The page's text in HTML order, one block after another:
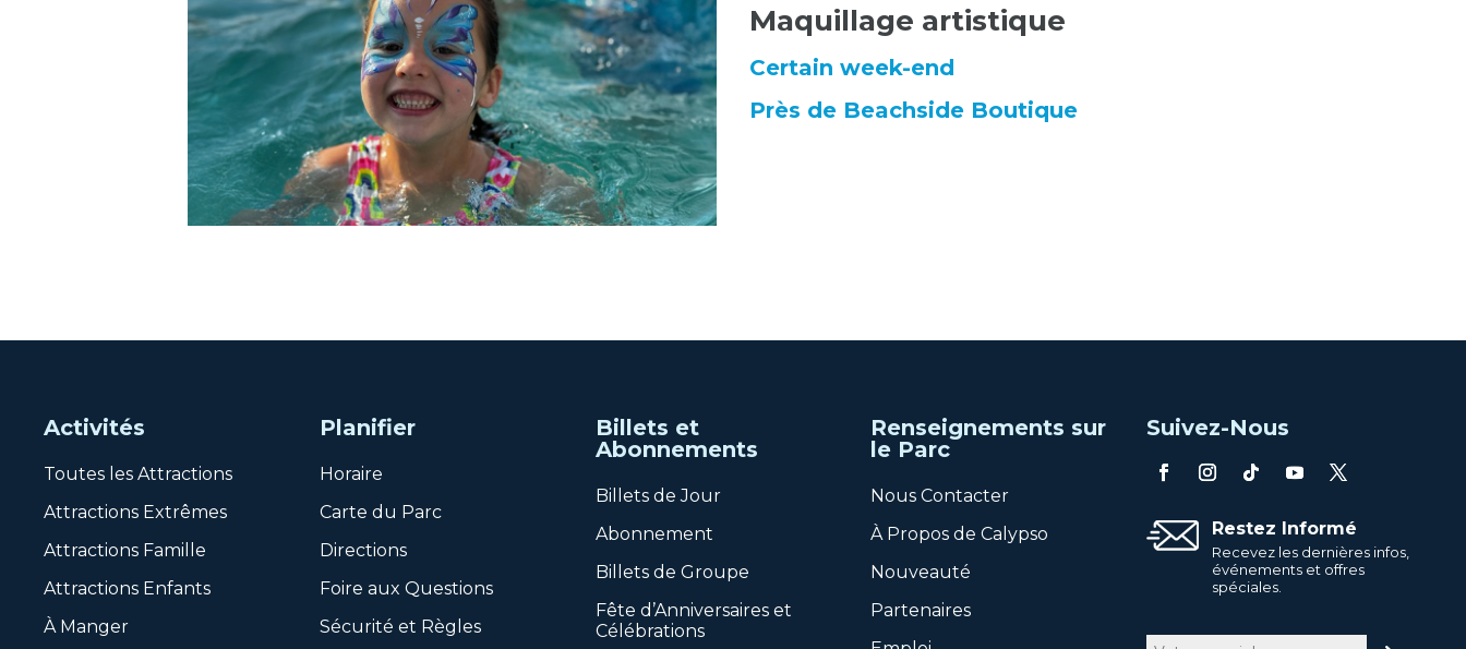
Maquillage artistique
Certain week-end
Près de Beachside Boutique
Activités
Toutes les Attractions
Attractions Extrêmes
Attractions Famille
Attractions Enfants
À Manger
Planifier
Horaire
Carte du Parc
Directions
Foire aux Questions
Sécurité et Règles
Billets et
Abonnements
Billets de Jour
Abonnement
Billets de Groupe
Fête d’Anniversaires et
Célébrations
Renseignements sur
le Parc
Nous Contacter
À Propos de Calypso
Nouveauté
Partenaires
Suivez-Nous
Restez Informé
Recevez les dernières infos,
événements et offres
spéciales.
Courriel